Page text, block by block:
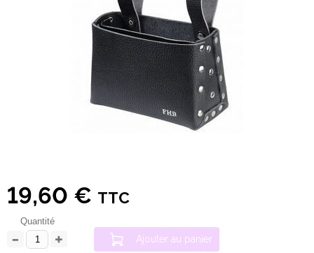
19,60 € TTC
Quantité
Ajouter au panier